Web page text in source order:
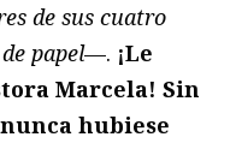
de sus cuatro
papel—. ¡Le
Marcela! Sin
hubiese